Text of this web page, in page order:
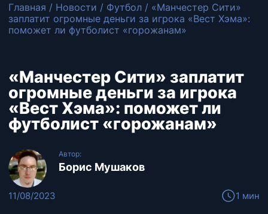
Главная / Новости / Футбол / «Манчестер Сити»
заплатит огромные деньги за игрока «Вест Хэма»:
поможет ли футболист «горожанам»
«Манчестер Сити» заплатит
огромные деньги за игрока
«Вест Хэма»: поможет ли
футболист «горожанам»
Автор:
Борис Мушаков
11/08/2023 1 мин